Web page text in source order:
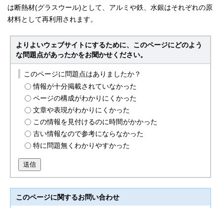
は断熱材(グラスウール)として、アルミや鉄、水銀はそれぞれの原
材料として再利用されます。
よりよいウェブサイトにするために、このページにどのよう
な問題点があったかをお聞かせください。
このページに問題点はありましたか？
情報が十分掲載されていなかった
ページの構成がわかりにくかった
文章や表現がわかりにくかった
この情報を見付けるのに時間がかかった
古い情報なので参考にならなかった
特に問題無くわかりやすかった
送信
このページに関するお問い合わせ